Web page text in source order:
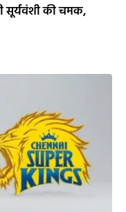
सूर्यवंशी की चमक,